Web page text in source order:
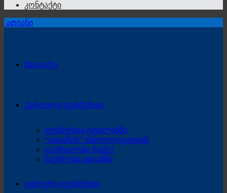
კონტაქტი
ათიანი
მთავარი
ქართული ფეხბურთი
ფეხბურთი ტფილისში
“ათიანის” ანთოლოგიიდან
გვეშველება რამე?
საუბრები ათიანში
უცხოური ფეხბურთი